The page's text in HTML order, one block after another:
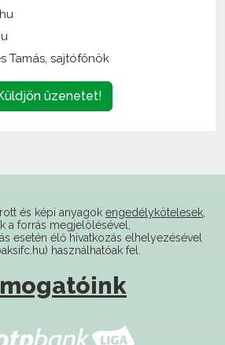
üzenetet!
esetén élő hivatkozás elhelyezésével
használhatóak fel.